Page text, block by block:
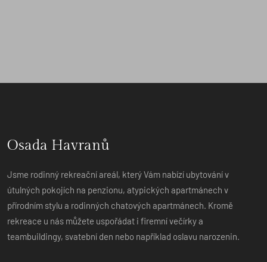
Osada Havranů
Jsme rodinný rekreační areál, který Vám nabízí ubytování v
útulných pokojích na penzionu, atypických apartmánech v
přírodním stylu a rodinných chatových apartmánech. Kromě
rekreace u nás můžete uspořádat i firemní večírky a
teambuildingy, svatební den nebo například oslavu narozenin.